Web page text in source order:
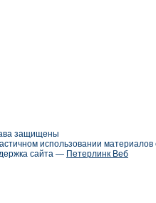
защищены
использовании
сайта — Петерлинк Веб